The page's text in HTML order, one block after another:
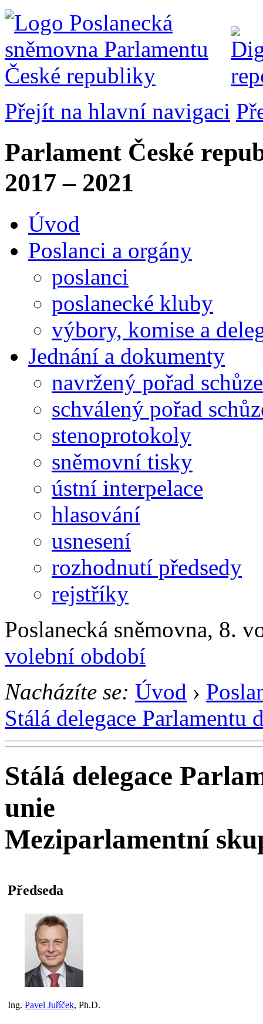
Přejít na hlavní navigaci
Parlament České
2017 – 2021
Úvod
Poslanci a orgány
poslanci
poslanecké kluby
výbory, komise a
Jednání a dokumenty
navržený pořad schůze
schválený pořad
stenoprotokoly
sněmovní tisky
ústní interpelace
hlasování
usnesení
rozhodnutí předsedy
rejstříky
Poslanecká sněmovna, 8.
volební období
Nacházíte se: Úvod ›
Stálá delegace
Stálá delegace
unie
Meziparlamentní
Předseda
Ing. Pavel Juříček, Ph.D.